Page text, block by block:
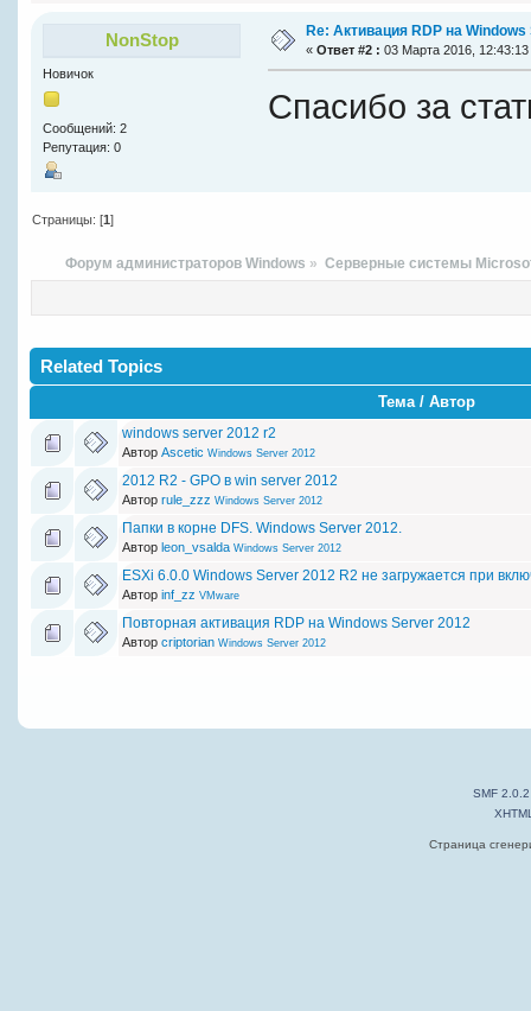
NonStop
Новичок
Сообщений: 2
Репутация: 0
Re: Активация RDP на
« Ответ #2 : 03 Марта 2016, 12:43:13
Спасибо за
Страницы: [1]
Форум администраторов Windows » Серверные системы
Related Topics
Тема / Автор
windows server 2012 r2
Автор Ascetic Windows Server 2012
2012 R2 - GPO в win server 2012
Автор rule_zzz Windows Server 2012
Папки в корне DFS. Windows Server 2012.
Автор leon_vsalda Windows Server 2012
ESXi 6.0.0 Windows Server 2012 R2 не загружается при
Автор inf_zz VMware
Повторная активация RDP на Windows Server 2012
Автор criptorian Windows Server 2012
SMF 2.0.2
Страница